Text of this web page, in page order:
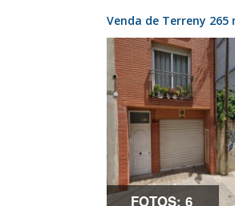
Venda de Terreny
FOTOS: 6